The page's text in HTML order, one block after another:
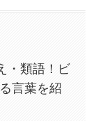
・類語！ビ
言葉を紹